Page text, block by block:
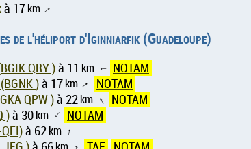
à 17km ↑
de l'héliport d'Iginniarfik (Guadeloupe)
QRY )à 11 km ↑
NOTAM
Héliport Niaqornaarsuk (BGNK )à 17km ↑
NOTAM
QPW )à 22km ↑
NOTAM
)à 30km ↑
NOTAM
( GL-QFI)à 62km ↑
km